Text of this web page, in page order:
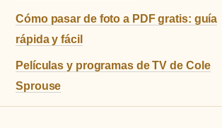
Cómo pasar de foto a PDF gratis: guía
rápida y fácil
Películas y programas de TV de Cole
Sprouse